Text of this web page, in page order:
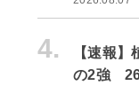
4.
【速報
の2強 26